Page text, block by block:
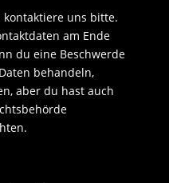
kontaktiere uns bitte.
am Ende
du eine Beschwerde
behandeln,
aber du hast auch